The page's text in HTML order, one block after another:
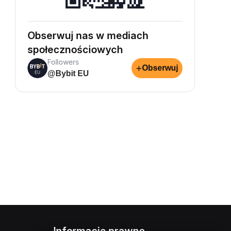
Obserwuj nas w mediach
społecznościowych
Followers
@Bybit EU
+Obserwuj